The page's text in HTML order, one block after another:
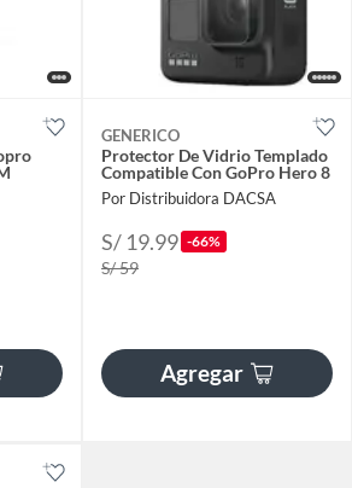
GENERICO
Protector De Vidrio Templado
Compatible Con GoPro Hero 8
Por Distribuidora DACSA
S/ 19.99 -66%
S/ 59
Agregar